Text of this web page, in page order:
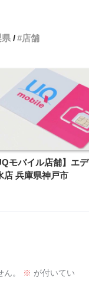
県 店舗
モバイル店舗】
店 兵庫県神戸市
。 ※ が付いてい